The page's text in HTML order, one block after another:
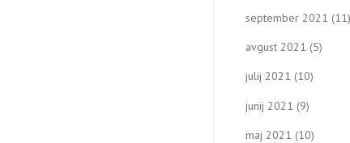
september 2021 (11)
avgust 2021 (5)
julij 2021 (10)
junij 2021 (9)
maj 2021 (10)